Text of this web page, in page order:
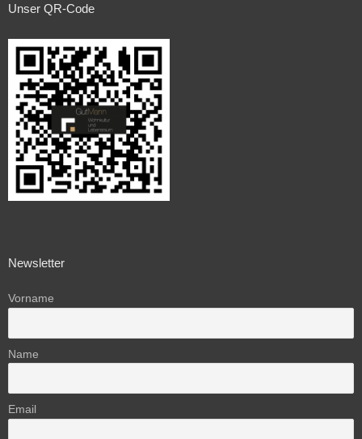
Unser QR-Code
Newsletter
Vorname
Name
Email